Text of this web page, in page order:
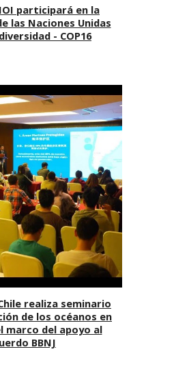
participará en la
las Naciones Unidas
- COP16
realiza seminario
de los océanos en
marco del apoyo al
BBNJ